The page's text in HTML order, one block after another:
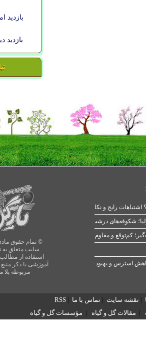
بازدید
بازدید
© تمام حقوق
سایت متعلق به
استفاده از
آموزشی با ذکر
مربوطه بلا
رایج و نکات طلایی
شکوفه‌های درشت در بهار
| نقشه سایت | تماس با ما |
RSS
| مقالات گل و گیاه | مؤسسات گل و گیاه